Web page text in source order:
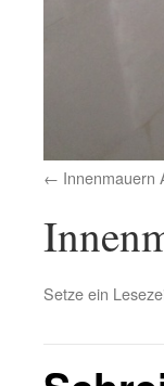
Innenmauern
Setze ein